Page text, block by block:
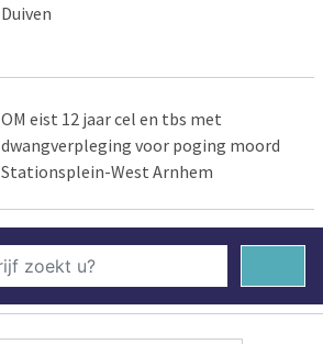
Duiven
OM eist 12 jaar cel en tbs met
dwangverpleging voor poging moord
Stationsplein-West Arnhem